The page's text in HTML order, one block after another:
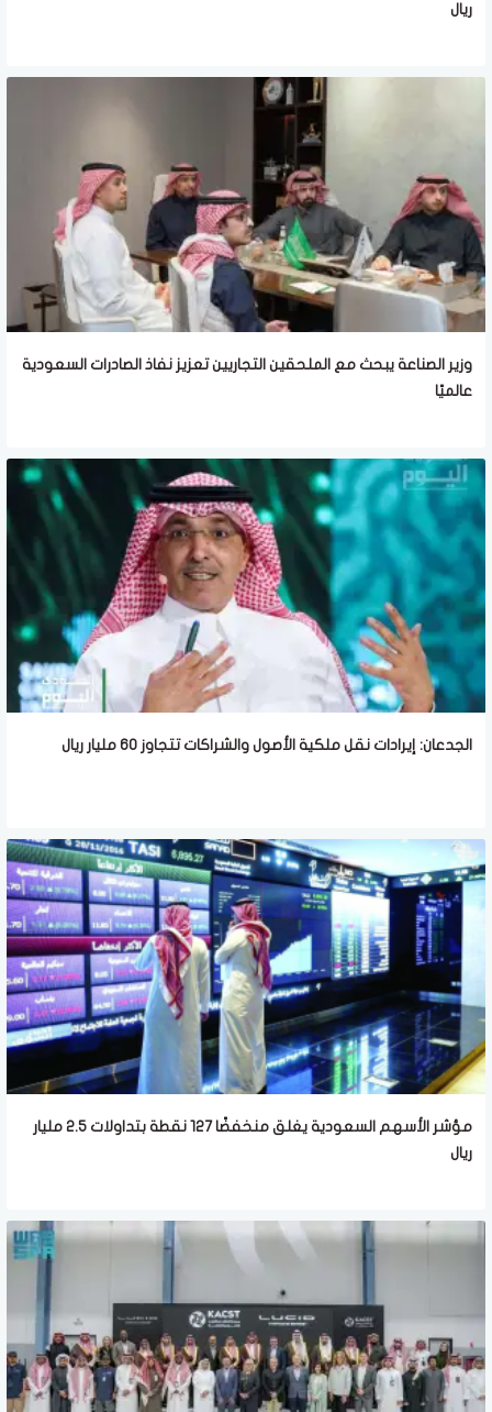
ريال
وزير الصناعة يبحث مع الملحقين التجاريين تعزيز نفاذ الصادرات السعودية
عالميًا
الجدعان: إيرادات نقل ملكية الأصول والشراكات تتجاوز 60 مليار ريال
مؤشر الأسهم السعودية يغلق منخفضًا 127 نقطة بتداولات 2.5 مليار
ريال